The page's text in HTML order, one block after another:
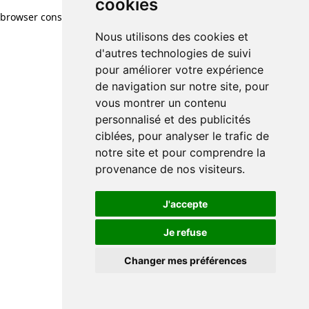
cookies
Nous utilisons des cookies et
d'autres technologies de suivi
pour améliorer votre expérience
de navigation sur notre site, pour
vous montrer un contenu
personnalisé et des publicités
ciblées, pour analyser le trafic de
notre site et pour comprendre la
provenance de nos visiteurs.
J'accepte
Je refuse
Changer mes préférences
browser console for more information)